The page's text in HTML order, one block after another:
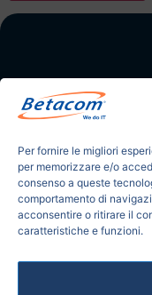
Per fornire le migliori
per memorizzare e/o
consenso a queste
comportamento di
acconsentire o ritirare il
caratteristiche e funzioni.
Via
IDI